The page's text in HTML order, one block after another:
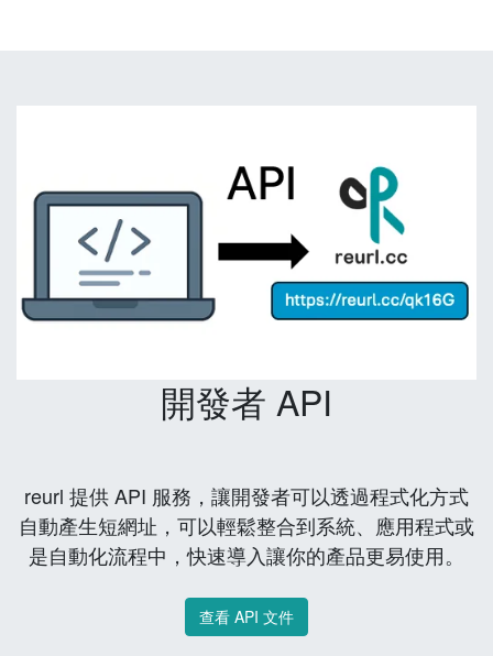
開發者 API
reurl 提供 API 服務，讓開發者可以透過程式化方式
自動產生短網址，可以輕鬆整合到系統、應用程式或
是自動化流程中，快速導入讓你的產品更易使用。
查看 API 文件